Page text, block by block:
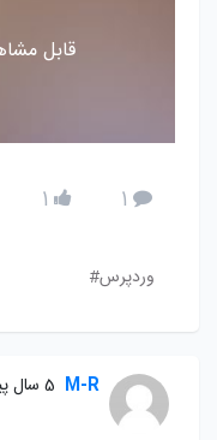
قابل
1
1
وردپرس#
M-R 5 سال پیش